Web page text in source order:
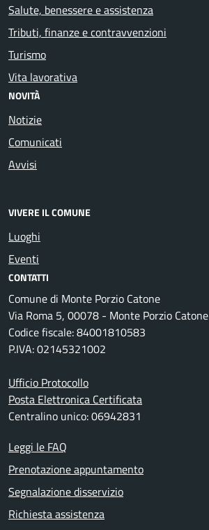
Salute, benessere e assistenza
Tributi, finanze e contravvenzioni
Turismo
Vita lavorativa
NOVITÀ
Notizie
Comunicati
Avvisi
VIVERE IL COMUNE
Luoghi
Eventi
CONTATTI
Comune di Monte Porzio Catone
Via Roma 5, 00078 - Monte Porzio
Codice fiscale: 84001810583
P.IVA: 02145321002
Ufficio Protocollo
Posta Elettronica Certificata
Centralino unico: 06942831
Leggi le FAQ
Prenotazione appuntamento
Segnalazione disservizio
Richiesta assistenza